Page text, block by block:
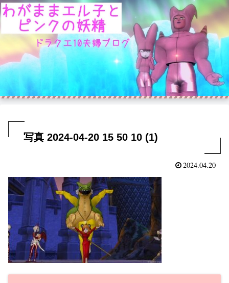
写真 2024-04-20 15 50 10 (1)
2024.04.20